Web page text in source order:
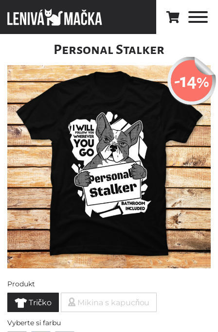
Personal Stalker
-14%
Produkt
Tričko Mikina s kapucňou
Vyberte si farbu